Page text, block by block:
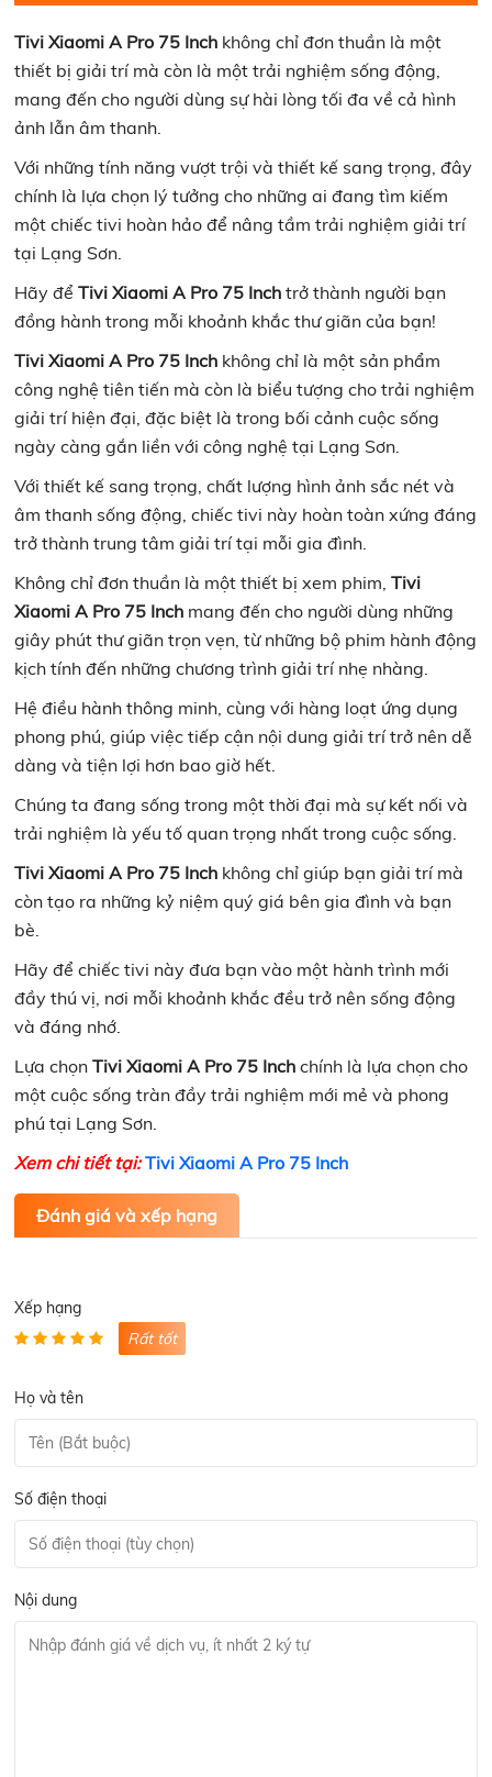
Tivi Xiaomi A Pro 75 Inch không chỉ đơn thuần là một
thiết bị giải trí mà còn là một trải nghiệm sống động,
mang đến cho người dùng sự hài lòng tối đa về cả hình
ảnh lẫn âm thanh.
Với những tính năng vượt trội và thiết kế sang trọng, đây
chính là lựa chọn lý tưởng cho những ai đang tìm kiếm
một chiếc tivi hoàn hảo để nâng tầm trải nghiệm giải trí
tại Lạng Sơn.
Hãy đểTivi Xiaomi A Pro 75 Inch trở thành người bạn
đồng hành trong mỗi khoảnh khắc thư giãn của bạn!
Tivi Xiaomi A Pro 75 Inch không chỉ là một sản phẩm
công nghệ tiên tiến mà còn là biểu tượng cho trải nghiệm
giải trí hiện đại, đặc biệt là trong bối cảnh cuộc sống
ngày càng gắn liền với công nghệ tại Lạng Sơn.
Với thiết kế sang trọng, chất lượng hình ảnh sắc nét và
âm thanh sống động, chiếc tivi này hoàn toàn xứng đáng
trở thành trung tâm giải trí tại mỗi gia đình.
Không chỉ đơn thuần là một thiết bị xem phim,Tivi
Xiaomi A Pro 75 Inch mang đến cho người dùng những
giây phút thư giãn trọn vẹn, từ những bộ phim hành động
kịch tính đến những chương trình giải trí nhẹ nhàng.
Hệ điều hành thông minh, cùng với hàng loạt ứng dụng
phong phú, giúp việc tiếp cận nội dung giải trí trở nên dễ
dàng và tiện lợi hơn bao giờ hết.
Chúng ta đang sống trong một thời đại mà sự kết nối và
trải nghiệm là yếu tố quan trọng nhất trong cuộc sống.
Tivi Xiaomi A Pro 75 Inch không chỉ giúp bạn giải trí mà
còn tạo ra những kỷ niệm quý giá bên gia đình và bạn
bè.
Hãy để chiếc tivi này đưa bạn vào một hành trình mới
đầy thú vị, nơi mỗi khoảnh khắc đều trở nên sống động
và đáng nhớ.
Lựa chọnTivi Xiaomi A Pro 75 Inch chính là lựa chọn cho
một cuộc sống tràn đầy trải nghiệm mới mẻ và phong
phú tại Lạng Sơn.
Xem chi tiết tại:Tivi Xiaomi A Pro 75 Inch
Đánh giá và xếp hạng
Xếp hạng
Rất tốt
Họ và tên
Số điện thoại
Nội dung